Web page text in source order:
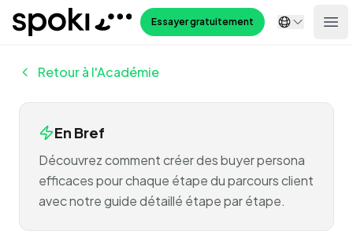
Spoki Essayer gratuitement
Retour à l'Académie
En Bref
Découvrez comment créer des buyer persona
efficaces pour chaque étape du parcours client
avec notre guide détaillé étape par étape.